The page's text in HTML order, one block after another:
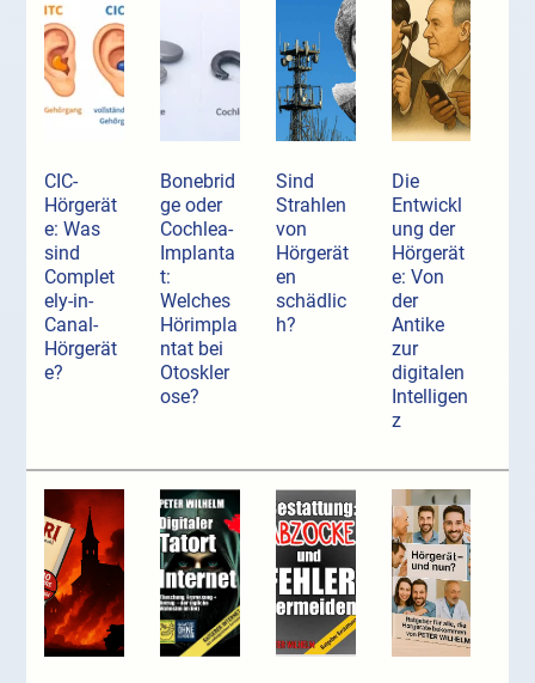
CIC-
Hörgerät
e: Was
sind
Complet
ely-in-
Canal-
Hörgerät
e?
Bonebrid
ge oder
Cochlea-
Implanta
t:
Welches
Hörimpla
ntat bei
Otoskler
ose?
Sind
Strahlen
von
Hörgerät
en
schädlic
h?
Die
Entwickl
ung der
Hörgerät
e: Von
der
Antike
zur
digitalen
Intelligen
z